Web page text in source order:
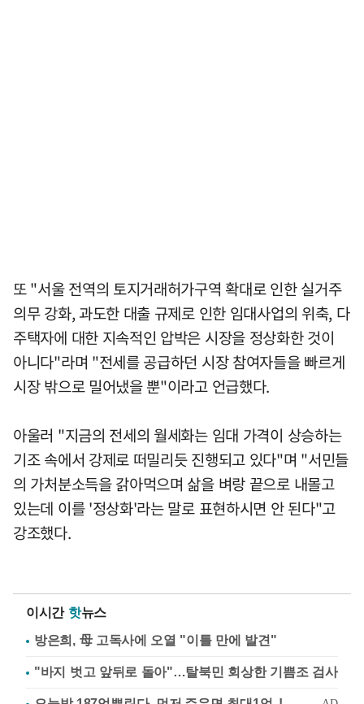
또 "서울 전역의 토지거래허가구역 확대로 인한 실거주
의무 강화, 과도한 대출 규제로 인한 임대사업의 위축, 다
주택자에 대한 지속적인 압박은 시장을 정상화한 것이
아니다"라며 "전세를 공급하던 시장 참여자들을 빠르게
시장 밖으로 밀어냈을 뿐"이라고 언급했다.
아울러 "지금의 전세의 월세화는 임대 가격이 상승하는
기조 속에서 강제로 떠밀리듯 진행되고 있다"며 "서민들
의 가처분소득을 갉아먹으며 삶을 벼랑 끝으로 내몰고
있는데 이를 '정상화'라는 말로 표현하시면 안 된다"고
강조했다.
이시간 핫뉴스
방은희, 母 고독사에 오열 "이틀 만에 발견"
"바지 벗고 앞뒤로 돌아"…탈북민 회상한 기쁨조 검사